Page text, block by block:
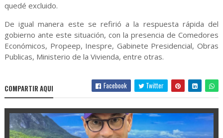
quedé excluido.
De igual manera este se refirió a la respuesta rápida del
gobierno ante este situación, con la presencia de Comedores
Económicos, Propeep, Inespre, Gabinete Presidencial, Obras
Publicas, Ministerio de la Vivienda, entre otras.
COMPARTIR AQUI Facebook Twitter